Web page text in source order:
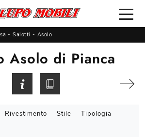
- Salotti - Asolo
Asolo di Pianca
Rivestimento Stile Tipologia